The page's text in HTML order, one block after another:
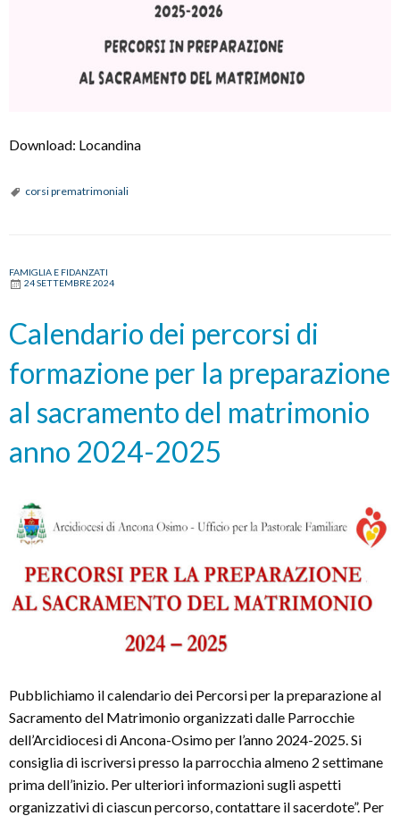
Download: Locandina
corsi prematrimoniali
FAMIGLIA E FIDANZATI
24 SETTEMBRE 2024
Calendario dei percorsi di
formazione per la preparazione
al sacramento del matrimonio
anno 2024-2025
Pubblichiamo il calendario dei Percorsi per la preparazione al
Sacramento del Matrimonio organizzati dalle Parrocchie
dell’Arcidiocesi di Ancona-Osimo per l’anno 2024-2025. Si
consiglia di iscriversi presso la parrocchia almeno 2 settimane
prima dell’inizio. Per ulteriori informazioni sugli aspetti
organizzativi di ciascun percorso, contattare il sacerdote”. Per